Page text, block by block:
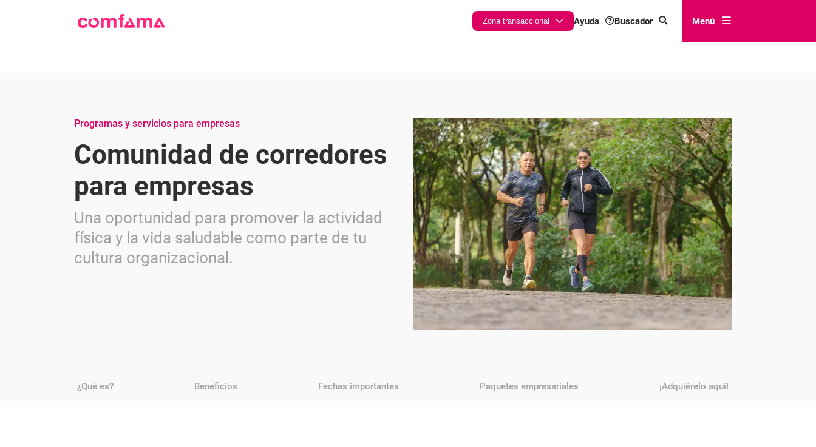
Zona transaccional Ayuda Buscador Menú
Programas y servicios para empresas
Comunidad de corredores
para empresas
Una oportunidad para promover la actividad
física y la vida saludable como parte de tu
cultura organizacional.
¿Qué es? Beneficios Fechas importantes Paquetes empresariales ¡Adquiérelo aquí!